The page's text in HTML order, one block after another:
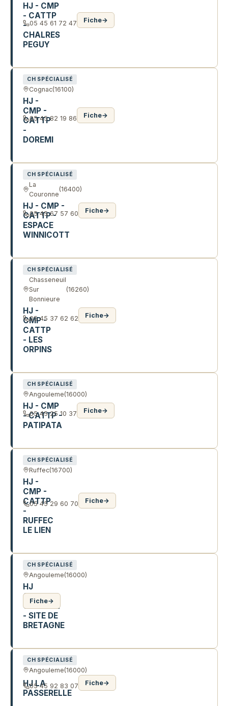
HJ - CMP
- CATTP
-
CHALRES
PEGUY
05 45 61 72 47 Fiche→
CH SPÉCIALISÉ
Cognac(16100)
HJ -
CMP -
CATTP
-
DOREMI
05 45 82 19 86 Fiche→
CH SPÉCIALISÉ
La
Couronne
(16400)
HJ - CMP -
CATTP -
ESPACE
WINNICOTT
05 45 67 57 60 Fiche→
CH SPÉCIALISÉ
Chasseneuil
Sur
Bonnieure
(16260)
HJ -
CMP -
CATTP
- LES
ORPINS
05 45 37 62 62 Fiche→
CH SPÉCIALISÉ
Angouleme(16000)
HJ - CMP
- CATTP -
PATIPATA
05 45 25 10 37 Fiche→
CH SPÉCIALISÉ
Ruffec(16700)
HJ -
CMP -
CATTP
-
RUFFEC
LE LIEN
05 45 29 60 70 Fiche→
CH SPÉCIALISÉ
Angouleme(16000)
HJ
CAMILLE
CLAUDEL
- SITE DE
BRETAGNE
Fiche→
CH SPÉCIALISÉ
Angouleme(16000)
HJ LA
PASSERELLE
05 45 92 83 07 Fiche→